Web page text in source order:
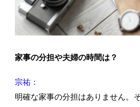
家事の分担や夫婦の時間は？
宗祐：
明確な家事の分担はありません。